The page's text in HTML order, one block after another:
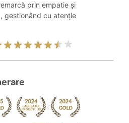
prin empatie și
gestionând cu atenție